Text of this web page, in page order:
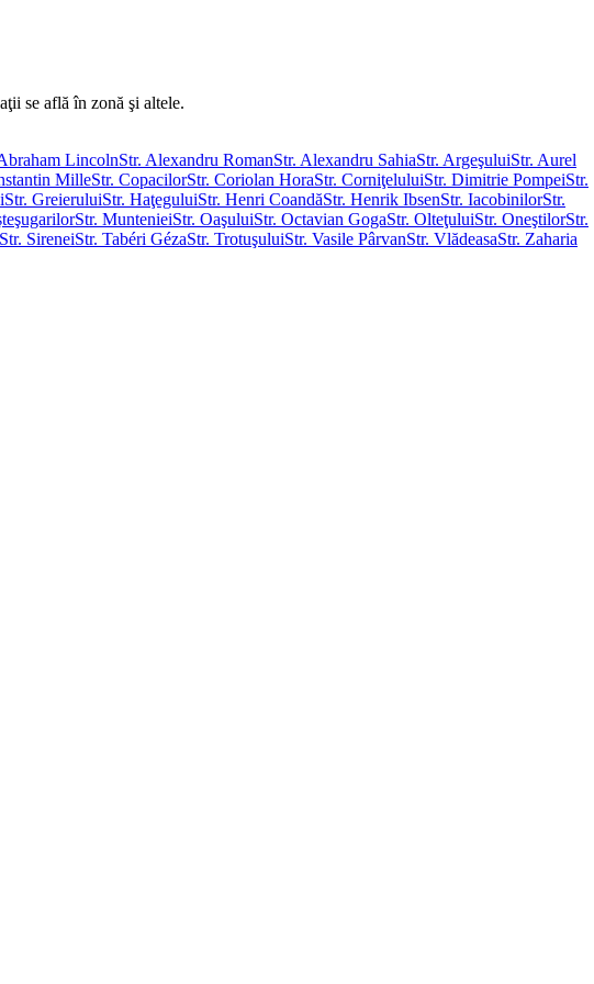
se află în zonă şi altele.
LincolnStr. Alexandru RomanStr. Alexandru SahiaStr. ArgeşuluiStr. Aurel
MilleStr. CopacilorStr. Coriolan HoraStr. CorniţeluluiStr. Dimitrie PompeiStr.
Str. GreieruluiStr. HaţeguluiStr. Henri CoandăStr. Henrik IbsenStr. IacobinilorStr.
Str. MuntenieiStr. OaşuluiStr. Octavian GogaStr. OlteţuluiStr. OneştilorStr.
Str. SireneiStr. Tabéri GézaStr. TrotuşuluiStr. Vasile PârvanStr. VlădeasaStr. Zaharia